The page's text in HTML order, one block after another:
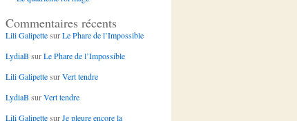
Commentaires récents
Lili GalipettesurLe Phare de l’Impossible
LydiaB surLe Phare de l’Impossible
Lili GalipettesurVert tendre
LydiaB surVert tendre
Lili GalipettesurJe pleure encore la